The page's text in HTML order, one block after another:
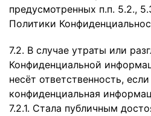
предусмотренных п.п. 5.2.,
Политики
7.2. В случае утраты или
Конфиденциальной
несёт ответственность,
конфиденциальная
7.2.1. Стала публичным